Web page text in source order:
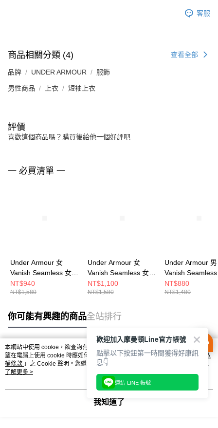
客服
商品相關分類 (4) 查看全部
品牌 UNDER ARMOUR 服飾
男性商品 上衣 短袖上衣
評價
喜歡這個商品嗎？購買後給他一個好評吧
一 必買清單 一
Under Armour 女
Vanish Seamless 女
短袖上衣 1384406-
466
NT$940
NT$1,580
Under Armour 女
Vanish Seamless 女
短袖上衣 1384406-
001
NT$1,100
NT$1,580
Under Armour 男
Vanish
短袖上衣
348
NT$880
NT$1,480
你可能有興趣的商品全站排行
熱門標籤
本網站中使用 cookie，欲查詢有關本網站使用 cookie 方式之詳情，及若您不希
望在電腦上使用 cookie 時應如何變更電腦的 cookie 設定，請參閱本網站「
隱私
權條款 」之 Cookie 聲明。您繼續使用本網站即表示您同意本公司得按本網站使
用條款之 Cookie 聲明使用 cookie。
了解更多 >
我知道了
歡迎加入摩曼頓Line官方帳號
點擊以下按鈕第一時間獲得好康訊
息👇
連結 LINE 帳號